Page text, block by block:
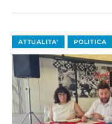
ATTUALITA' POLITICA